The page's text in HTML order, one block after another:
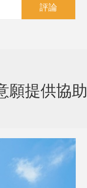
評論
願提供協助